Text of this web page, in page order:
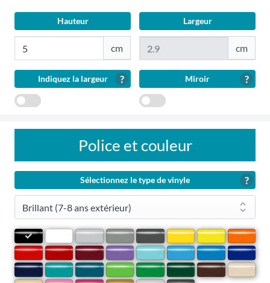
Hauteur Largeur
Indiquez la largeur ?
Indiquez
Miroir ?
Miroir
Police et couleur
Sélectionnez le type de vinyle ?